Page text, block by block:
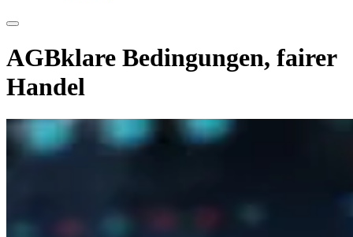
AGBklare Bedingungen, fairer
Handel